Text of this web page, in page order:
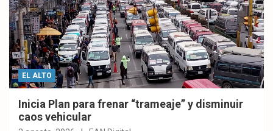
EL ALTO
Inicia Plan para frenar “trameaje” y disminuir
caos vehicular